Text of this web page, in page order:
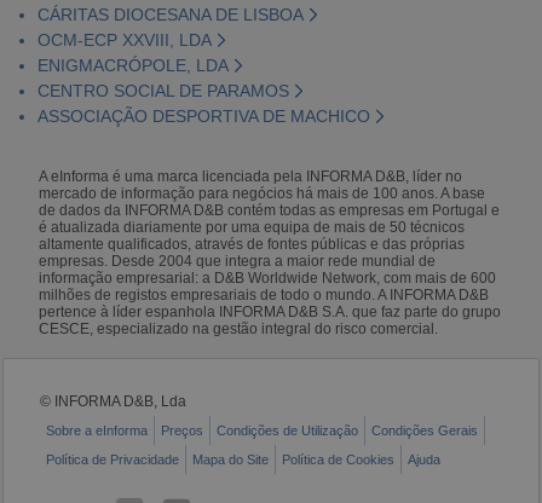
CÁRITAS DIOCESANA DE LISBOA
OCM-ECP XXVIII, LDA
ENIGMACRÓPOLE, LDA
CENTRO SOCIAL DE PARAMOS
ASSOCIAÇÃO DESPORTIVA DE MACHICO
A eInforma é uma marca licenciada pela INFORMA D&B, líder no
mercado de informação para negócios há mais de 100 anos. A base
de dados da INFORMA D&B contém todas as empresas em Portugal e
é atualizada diariamente por uma equipa de mais de 50 técnicos
altamente qualificados, através de fontes públicas e das próprias
empresas. Desde 2004 que integra a maior rede mundial de
informação empresarial: a D&B Worldwide Network, com mais de 600
milhões de registos empresariais de todo o mundo. A INFORMA D&B
pertence à líder espanhola INFORMA D&B S.A. que faz parte do grupo
CESCE, especializado na gestão integral do risco comercial.
© INFORMA D&B, Lda
Sobre a eInforma Preços Condições de Utilização
Condições Gerais
Política de Privacidade
Mapa do Site Política de Cookies Ajuda